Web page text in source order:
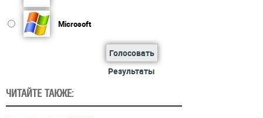
Microsoft
Голосовать
Результаты
ЧИТАЙТЕ ТАКЖЕ: